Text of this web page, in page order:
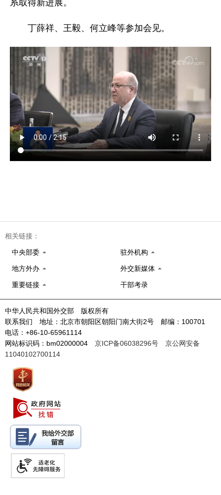
系取得新进展。
丁薛祥、王毅、何立峰等参加会见。
相关链接：
中央部委 驻外机构
地方外办 外交新媒体
重要链接 干部考录
中华人民共和国外交部 版权所有
联系我们 地址：北京市朝阳区朝阳门南大街2号 邮编：100701
电话：+86-10-65961114
网站标识码：bm02000004 京ICP备06038296号
京公网安备
11040102700114